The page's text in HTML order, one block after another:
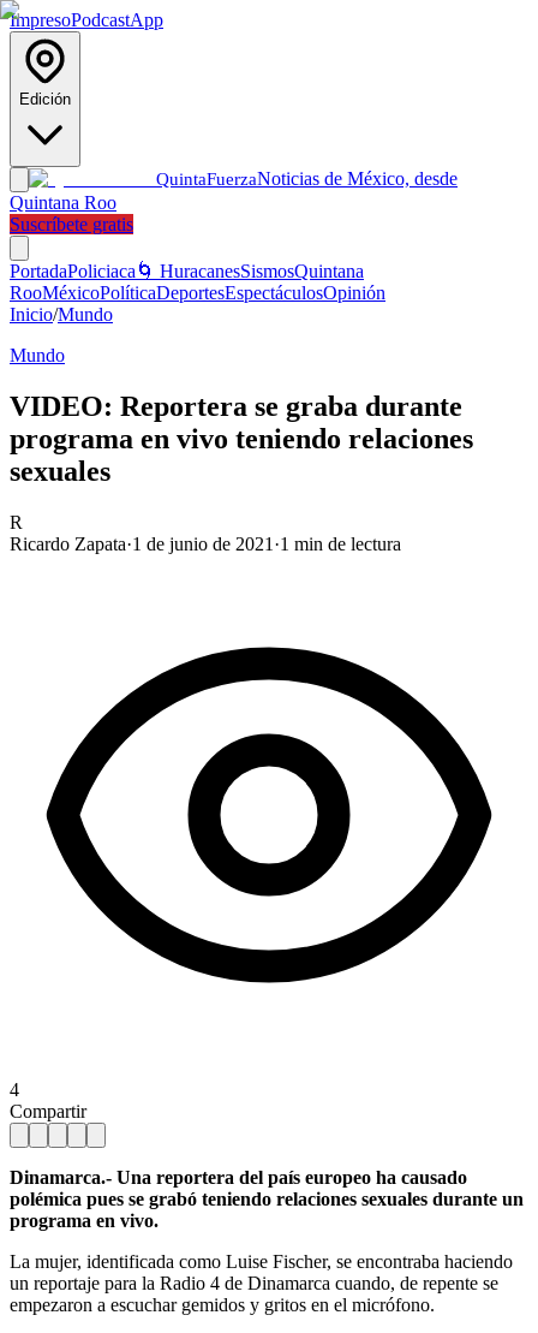
ImpresoPodcastApp
Edición
QuintaFuerzaNoticias de México, desde
Quintana Roo
Suscríbete gratis
PortadaPoliciaca 🌀 HuracanesSismosQuintana
RooMéxicoPolíticaDeportesEspectáculosOpinión
Inicio/Mundo
Mundo
VIDEO: Reportera se graba durante
programa en vivo teniendo relaciones
sexuales
R
Ricardo Zapata·1 de junio de 2021 ·1 min de lectura
4
Compartir
Dinamarca.- Una reportera del país europeo ha causado
polémica pues se grabó teniendo relaciones sexuales durante un
programa en vivo.
La mujer, identificada como Luise Fischer, se encontraba haciendo
un reportaje para la Radio 4 de Dinamarca cuando, de repente se
empezaron a escuchar gemidos y gritos en el micrófono.